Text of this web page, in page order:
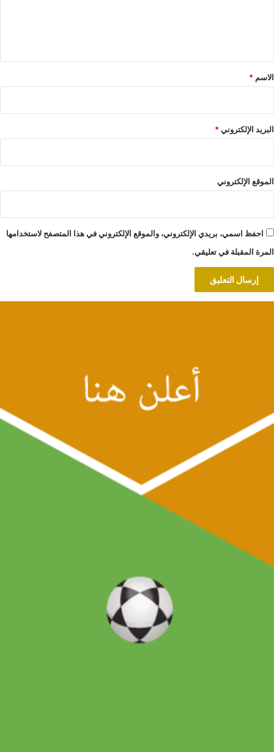
*
الاسم *
البريد الإلكتروني*
الموقع الإلكتروني
احفظ اسمي، بريدي الإلكتروني، والموقع الإلكتروني في هذا المتصفح لاستخدامها
المرة المقبلة في تعليقي.